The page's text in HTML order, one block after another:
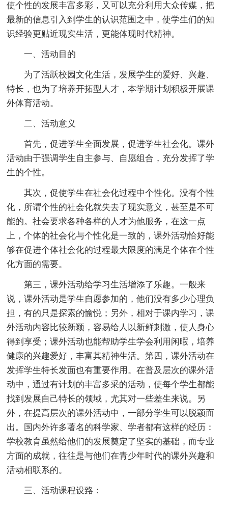
使个性的发展丰富多彩，又可以充分利用大众传媒，把
最新的信息引入到学生的认识范围之中，使学生们的知
识经验更贴近现实生活，更能体现时代精神。
一、活动目的
为了活跃校园文化生活，发展学生的爱好、兴趣、
特长，也为了培养开拓型人才，本学期计划积极开展课
外体育活动。
二、活动意义
首先，促进学生全面发展，促进学生社会化。课外
活动由于强调学生自主参与、自愿组合，充分发挥了学
生的个性。
其次，促使学生在社会化过程中个性化。没有个性
化，所谓个性的社会化就失去了现实意义，甚至是不可
能的。社会要求各种各样的人才为他服务，在这一点
上，个体的社会化与个性化是一致的，课外活动恰好能
够在促进个体社会化的过程最大限度的满足个体在个性
化方面的需要。
第三，课外活动给学习生活增添了乐趣。一般来
说，课外活动是学生自愿参加的，他们没有多少心理负
担，有的只是探索的愉悦；另外，相对于课内学习，课
外活动内容比较新颖，容易给人以新鲜刺激，使人身心
得到享受；课外活动也能帮助学生学会利用闲暇，培养
健康的兴趣爱好，丰富其精神生活。第四，课外活动在
发挥学生特长发面也有重要作用。在普及层次的课外活
动中，通过有计划的丰富多采的活动，使每个学生都能
找到发展自己特长的领域，尤其对一些差生来说。另
外，在提高层次的课外活动中，一部分学生可以脱颖而
出。国内外许多著名的科学家、学者都有这样的经历：
学校教育虽然给他们的发展奠定了坚实的基础，而专业
方面的成就，往往是与他们在青少年时代的课外兴趣和
活动相联系的。
三、活动课程设臵：